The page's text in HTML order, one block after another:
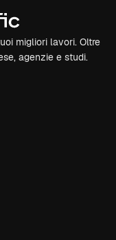
migliori lavori. Oltre
agenzie e studi.